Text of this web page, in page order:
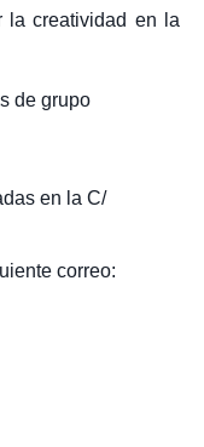
la creatividad en la
de grupo
en la C/
correo: